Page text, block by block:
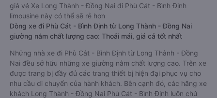
giá vé Xe Long Thành - Đồng Nai đi Phù Cát - Bình Định
limousine này có thể sẽ rẻ hơn
Dòng xe đi Phù Cát - Bình Định từ Long Thành - Đồng Nai
giường nằm chất lượng cao: Thoải mái, giá cả tốt nhất
Những nhà xe đi Phù Cát - Bình Định từ Long Thành - Đồng
Nai đều sở hữu những xe giường nằm chất lượng cao. Trên xe
được trang bị đầy đủ các trang thiết bị hiện đại phục vụ cho
nhu cầu di chuyển của hành khách. Bên cạnh đó, các hãng xe
khách Long Thành - Đồng Nai Phù Cát - Bình Định luôn chú